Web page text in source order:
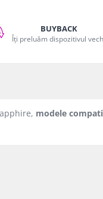
BUYBACK
Îți preluăm dispozitivul
modele